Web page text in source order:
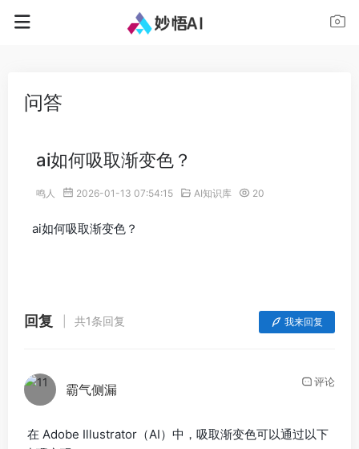
问答
ai如何吸取渐变色？
鸣人 2026-01-13 07:54:15 AI知识库 20
ai如何吸取渐变色？
回复 共1条回复 我来回复
霸气侧漏 评论
在 Adobe Illustrator（AI）中，吸取渐变色可以通过以下